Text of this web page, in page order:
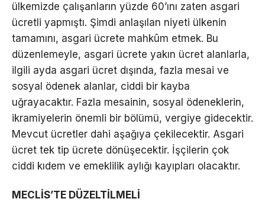
ülkemizde çalışanların yüzde 60’ını zaten asgari
ücretli yapmıştı. Şimdi anlaşılan niyeti ülkenin
tamamını, asgari ücrete mahkûm etmek. Bu
düzenlemeyle, asgari ücrete yakın ücret alanlarla,
ilgili ayda asgari ücret dışında, fazla mesai ve
sosyal ödenek alanlar, ciddi bir kayba
uğrayacaktır. Fazla mesainin, sosyal ödeneklerin,
ikramiyelerin önemli bir bölümü, vergiye gidecektir.
Mevcut ücretler dahi aşağıya çekilecektir. Asgari
ücret tek tip ücrete dönüşecektir. İşçilerin çok
ciddi kıdem ve emeklilik aylığı kayıpları olacaktır.
MECLİS’TE DÜZELTİLMELİ